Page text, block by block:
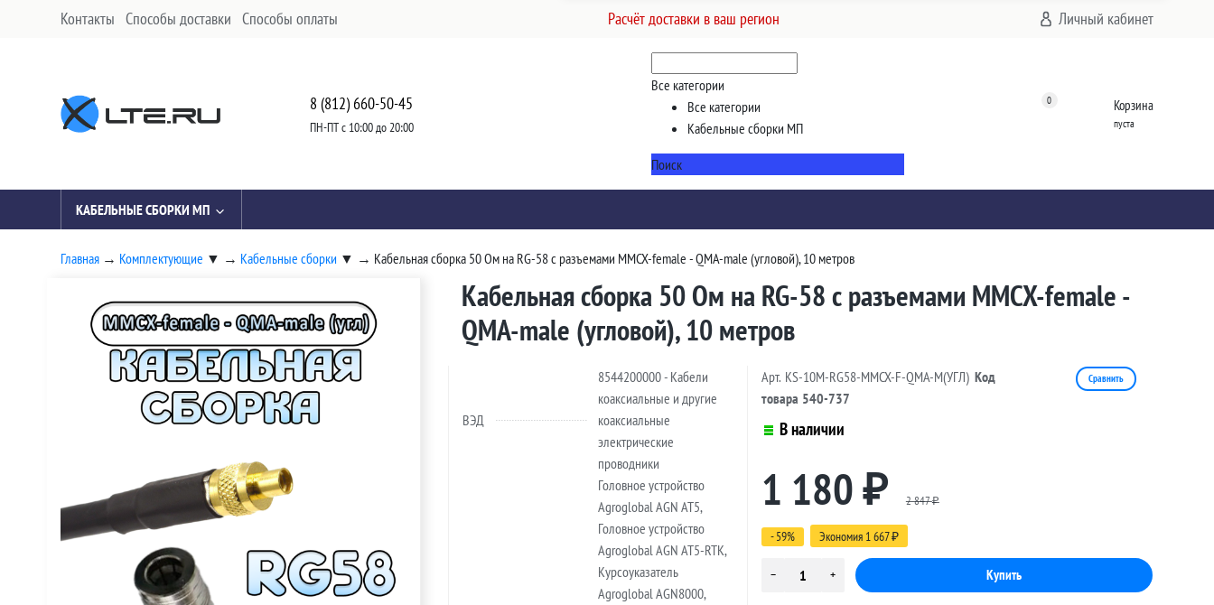
Контакты Способы доставки Способы оплаты Расчёт доставки в ваш регион Личный кабинет
8 (812) 660-50-45
ПН-ПТ с 10:00 до 20:00
Все категории
Все категории
Кабельные сборки МП
Поиск
0 Корзина
пуста
КАБЕЛЬНЫЕ СБОРКИ МП
Главная → Комплектующие ▼ → Кабельные сборки ▼ → Кабельная сборка 50 Ом на RG-58 с разъемами MMCX-female - QMA-male (угловой), 10 метров
Кабельная сборка 50 Ом на RG-58 с разъемами MMCX-female -
QMA-male (угловой), 10 метров
ВЭД
8544200000 - Кабели
коаксиальные и другие
коаксиальные
электрические
проводники
Головное устройство
Agroglobal AGN AT5,
Головное устройство
Agroglobal AGN AT5-RTK,
Курсоуказатель
Agroglobal AGN8000,
Арт. KS-10M-RG58-MMCX-F-QMA-M(УГЛ) Код
товара 540-737
Сравнить
В наличии
1 180 ₽ 2 847₽
- 59% Экономия 1 667 ₽